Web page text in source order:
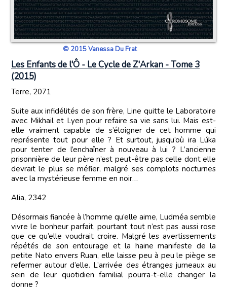
© 2015 Vanessa Du Frat
Les Enfants de l'Ô - Le Cycle de Z'Arkan - Tome 3
(2015)
Terre, 2071
Suite aux infidélités de son frère, Line quitte le Laboratoire
avec Mikhail et Lyen pour refaire sa vie sans lui. Mais est-
elle vraiment capable de s’éloigner de cet homme qui
représente tout pour elle ? Et surtout, jusqu’où ira Lúka
pour tenter de l’enchaîner à nouveau à lui ? L’ancienne
prisonnière de leur père n’est peut-être pas celle dont elle
devrait le plus se méfier, malgré ses complots nocturnes
avec la mystérieuse femme en noir…
Alia, 2342
Désormais fiancée à l’homme qu’elle aime, Ludméa semble
vivre le bonheur parfait, pourtant tout n’est pas aussi rose
que ce qu’elle voudrait croire. Malgré les avertissements
répétés de son entourage et la haine manifeste de la
petite Nato envers Ruan, elle laisse peu à peu le piège se
refermer autour d’elle. L’arrivée des étranges jumeaux au
sein de leur quotidien familial pourra-t-elle changer la
donne ?